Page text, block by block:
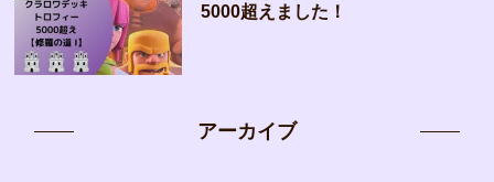
5000超えました！
アーカイブ